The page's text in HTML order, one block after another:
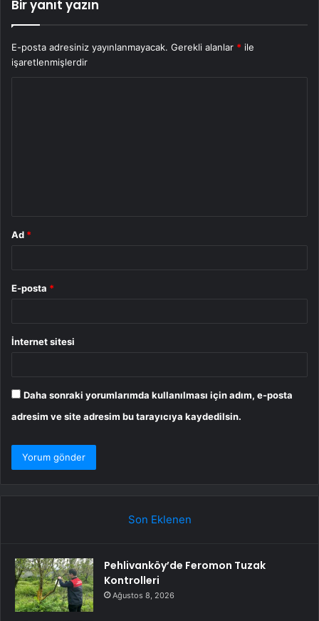
Bir yanıt yazın
E-posta adresiniz yayınlanmayacak. Gerekli alanlar * ile
işaretlenmişlerdir
Ad *
E-posta *
İnternet sitesi
Daha sonraki yorumlarımda kullanılması için adım, e-posta
adresim ve site adresim bu tarayıcıya kaydedilsin.
Son Eklenen
Pehlivanköy’de Feromon Tuzak
Kontrolleri
Ağustos 8, 2026